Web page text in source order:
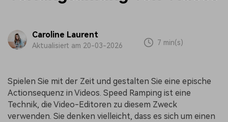
Caroline Laurent
Aktualisiert am 20-03-2026 7 min(s)
Spielen Sie mit der Zeit und gestalten Sie eine epische
Actionsequenz in Videos. Speed Ramping ist eine
Technik, die Video-Editoren zu diesem Zweck
verwenden. Sie denken vielleicht, dass es sich um einen